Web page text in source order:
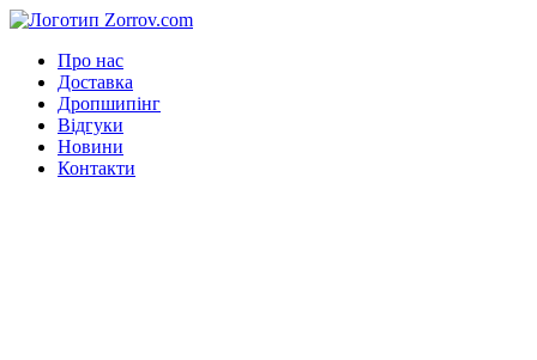
Про нас
Доставка
Дропшипінг
Відгуки
Новини
Контакти